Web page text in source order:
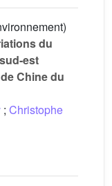
du
est
Chine du
; Christophe